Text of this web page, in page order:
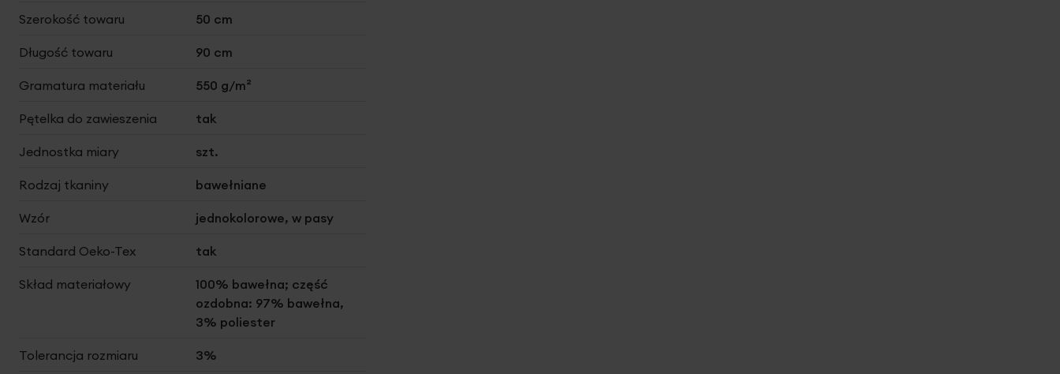
Szerokość towaru 50 cm
Długość towaru 90 cm
Gramatura materiału 550 g/m²
Pętelka do zawieszenia tak
Jednostka miary szt.
Rodzaj tkaniny bawełniane
Wzór jednokolorowe, w pasy
Standard Oeko-Tex tak
Skład materiałowy
100% bawełna; część
ozdobna: 97% bawełna,
3% poliester
Tolerancja rozmiaru 3%